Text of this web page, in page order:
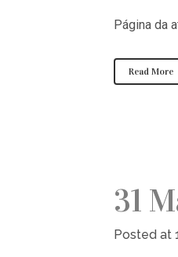
Página da
Read More
31
Posted at